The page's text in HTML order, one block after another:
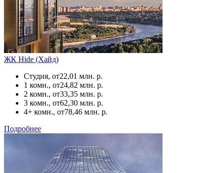
ЖК Hide (Хайд)
Студия, от22,01 млн. р.
1 комн., от24,82 млн. р.
2 комн., от33,35 млн. р.
3 комн., от62,30 млн. р.
4+ комн., от78,46 млн. р.
Подробнее